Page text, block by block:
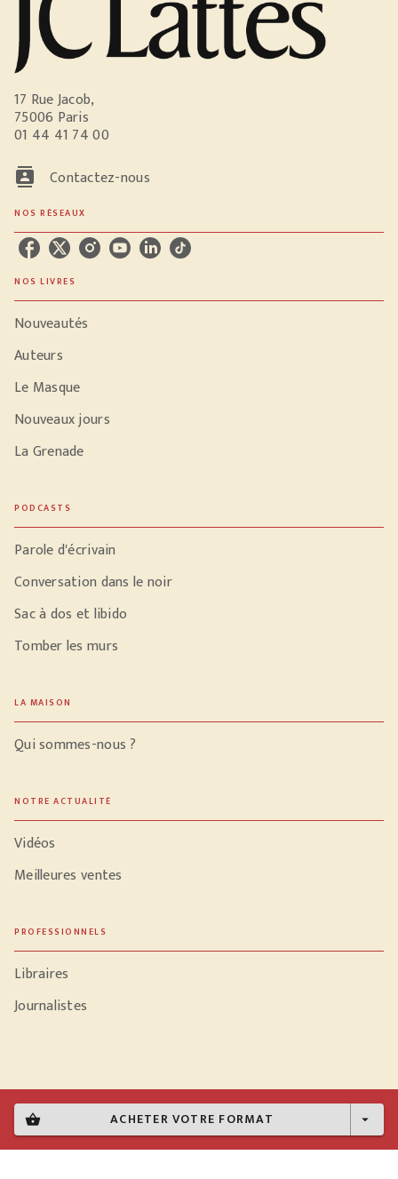
shopping_basket ACHETER VOTRE FORMAT arrow_drop_down
17 Rue Jacob,
75006 Paris
01 44 41 74 00
contacts Contactez-nous
NOS RÉSEAUX
NOS LIVRES
Nouveautés
Auteurs
Le Masque
Nouveaux jours
La Grenade
PODCASTS
Parole d'écrivain
Conversation dans le noir
Sac à dos et libido
Tomber les murs
LA MAISON
Qui sommes-nous ?
NOTRE ACTUALITÉ
Vidéos
Meilleures ventes
PROFESSIONNELS
Libraires
Journalistes
Données personnelles
Paramétrer vos cookies
Mentions légales